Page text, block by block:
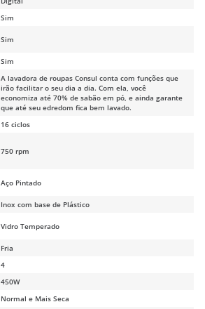
Sim
Sim
Sim
A lavadora de roupas Consul conta com funções que
irão facilitar o seu dia a dia. Com ela, você
economiza até 70% de sabão em pó, e ainda garante
que até seu edredom fica bem lavado.
16 ciclos
750 rpm
Aço Pintado
Inox com base de Plástico
Vidro Temperado
Fria
4
450W
Normal e Mais Seca